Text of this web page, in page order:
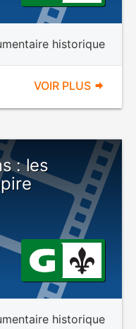
historique
VOIR PLUS
: les
historique